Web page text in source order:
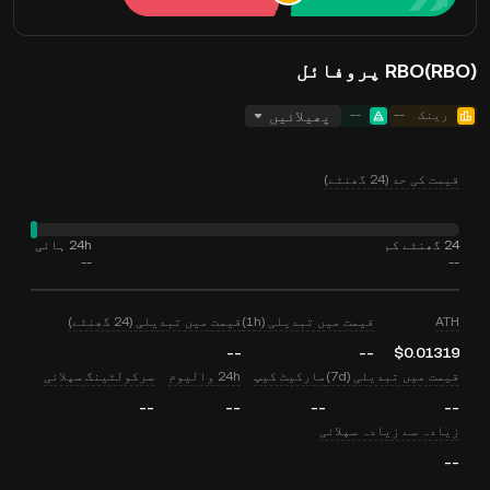
RBO(RBO) پروفائل
رینک --
-- پھیلائیں
قیمت کی حد (24 گھنٹے)
24 گھنٹے کم
--
24h ہائی
--
ATH
$0.01319
قیمت میں تبدیلی (1h)
--
قیمت میں تبدیلی (24 گھنٹے)
--
قیمت میں تبدیلی (7d)
--
مارکیٹ کیپ
--
24h والیوم
--
سرکولٹینگ سپلائی
--
زیادہ سے زیادہ سپلائی
--